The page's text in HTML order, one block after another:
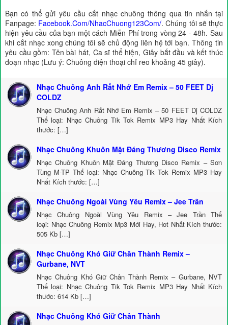
Bạn có thể gửi yêu cầu cắt nhạc chuông thông qua tin nhắn tại
Fanpage: Facebook.Com/NhacChuong123Com/. Chúng tôi sẽ thực
hiện yêu cầu của bạn một cách Miễn Phí trong vòng 24 - 48h. Sau
khi cắt nhạc xong chúng tôi sẽ chủ động liên hệ tới bạn. Thông tin
yêu cầu gồm: Tên bài hát, Ca sĩ thể hiện, Giây bắt đầu và kết thúc
đoạn nhạc (Lưu ý: Chuông điện thoại chỉ reo khoảng 45 giây).
Nhạc Chuông Anh Rất Nhớ Em Remix – 50 FEET Dj
COLDZ
Nhạc Chuông Anh Rất Nhớ Em Remix – 50 FEET Dj COLDZ
Thể loại: Nhạc Chuông Tik Tok Remix MP3 Hay Nhất Kích
thước: […]
Nhạc Chuông Khuôn Mặt Đáng Thương Disco Remix
Nhạc Chuông Khuôn Mặt Đáng Thương Disco Remix – Sơn
Tùng M-TP Thể loại: Nhạc Chuông Tik Tok Remix MP3 Hay
Nhất Kích thước: […]
Nhạc Chuông Ngoài Vùng Yêu Remix – Jee Trần
Nhạc Chuông Ngoài Vùng Yêu Remix – Jee Trần Thể
loại: Nhạc Chuông Remix Mp3 Mới Hay, Hot Nhất Kích thước:
505 Kb […]
Nhạc Chuông Khó Giữ Chân Thành Remix –
Gurbane, NVT
Nhạc Chuông Khó Giữ Chân Thành Remix – Gurbane, NVT
Thể loại: Nhạc Chuông Tik Tok Remix MP3 Hay Nhất Kích
thước: 614 Kb […]
Nhạc Chuông Khó Giữ Chân Thành